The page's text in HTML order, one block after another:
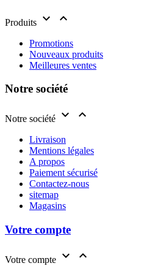
Produits  
Promotions
Nouveaux produits
Meilleures ventes
Notre société
Notre société  
Livraison
Mentions légales
A propos
Paiement sécurisé
Contactez-nous
sitemap
Magasins
Votre compte
Votre compte  